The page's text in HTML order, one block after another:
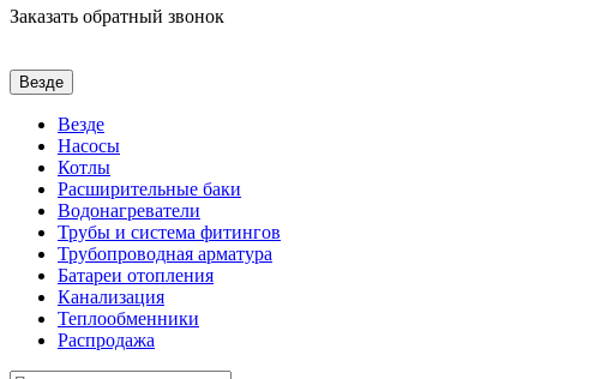
Заказать обратный звонок
Везде
Везде
Насосы
Котлы
Расширительные баки
Водонагреватели
Трубы и система фитингов
Трубопроводная арматура
Батареи отопления
Канализация
Теплообменники
Распродажа